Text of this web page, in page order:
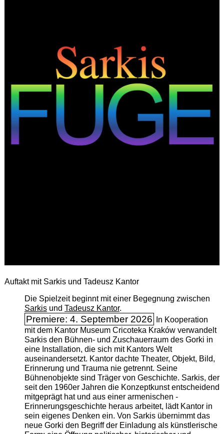
Auftakt mit Sarkis und Tadeusz Kantor
Die Spielzeit beginnt mit einer Begegnung zwischen
Sarkisund Tadeusz Kantor.
Premiere: 4. September 2026
In Kooperation
mit dem Kantor Museum Cricoteka Kraków verwandelt
Sarkis den Bühnen- und Zuschauerraum des Gorki in
eine Installation, die sich mit Kantors Welt
auseinandersetzt. Kantor dachte Theater, Objekt, Bild,
Erinnerung und Trauma nie getrennt. Seine
Bühnenobjekte sind Träger von Geschichte. Sarkis, der
seit den 1960er Jahren die Konzeptkunst entscheidend
mitgeprägt hat und aus einer armenischen ­
Erinnerungsgeschichte heraus arbeitet, lädt Kantor in
sein eigenes Denken ein. Von Sarkis übernimmt das
neue Gorki den Begriff der Einladung als künstlerische